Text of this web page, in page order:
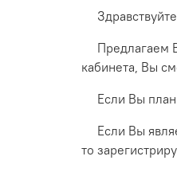
Предлагаем
кабинета, Вы
Если Вы
Если Вы
то